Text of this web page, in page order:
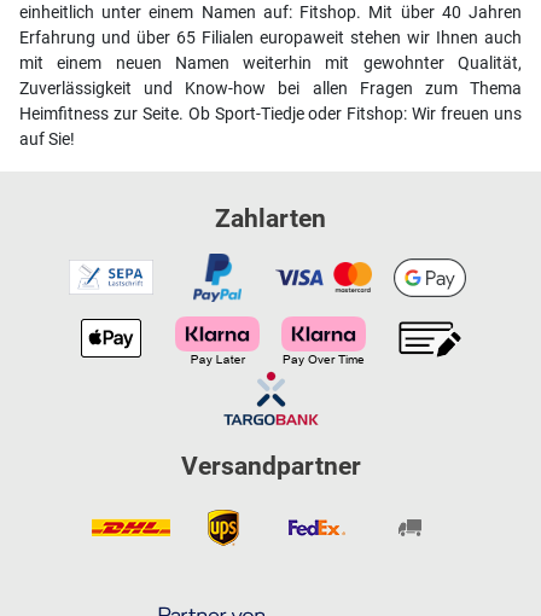
einheitlich unter einem Namen auf: Fitshop. Mit über 40 Jahren
Erfahrung und über 65 Filialen europaweit stehen wir Ihnen auch
mit einem neuen Namen weiterhin mit gewohnter Qualität,
Zuverlässigkeit und Know-how bei allen Fragen zum Thema
Heimfitness zur Seite. Ob Sport-Tiedje oder Fitshop: Wir freuen uns
auf Sie!
Zahlarten
Versandpartner